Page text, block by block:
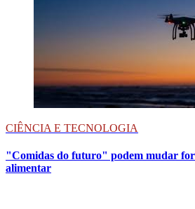
CIÊNCIA E TECNOLOGIA
"Comidas do futuro" podem mudar
alimentar